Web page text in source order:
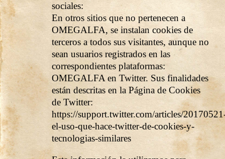
sociales:
En otros sitios que no pertenecen a
OMEGALFA, se instalan cookies de
terceros a todos sus visitantes, aunque no
sean usuarios registrados en las
correspondientes plataformas:
OMEGALFA en Twitter. Sus finalidades
están descritas en la Página de Cookies
de Twitter:
https://support.twitter.com/articles/
el-uso-que-hace-twitter-de-cookies-y-
tecnologias-similares